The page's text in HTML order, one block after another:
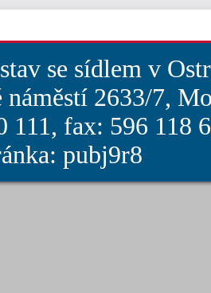
se sídlem v
náměstí 2633/7,
111, fax: 596 118
pubj9r8